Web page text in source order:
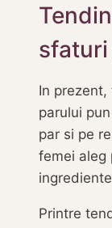
In
parului
par si pe
femei aleg
Printre